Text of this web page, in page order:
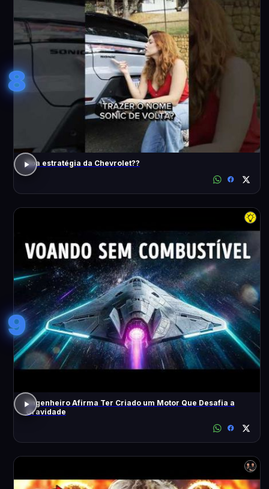
8
Boa estratégia da Chevrolet??
9
Engenheiro Afirma Ter Criado um Motor Que Desafia a
Gravidade